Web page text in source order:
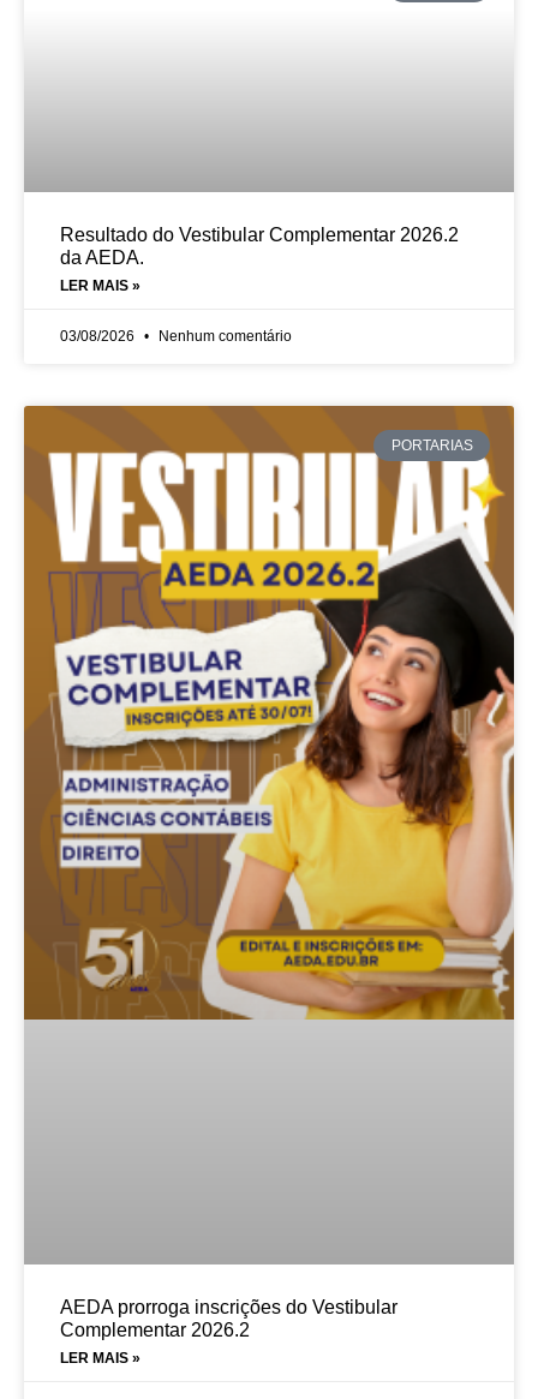
Resultado do Vestibular Complementar 2026.2
da AEDA.
LER MAIS »
03/08/2026 Nenhum comentário
PORTARIAS
AEDA prorroga inscrições do Vestibular
Complementar 2026.2
LER MAIS »